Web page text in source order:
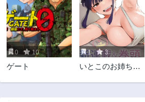
第10.1話
10ヶ月前
第9.3話
10ヶ月前
第9.2話
11ヶ月前
第9.1話
11ヶ月前
第8.4話
2ヶ月前
第8.3話
1年前
第8.2話 第8.1話
0 10
ゲート
1 3
いとこのお姉ちゃ